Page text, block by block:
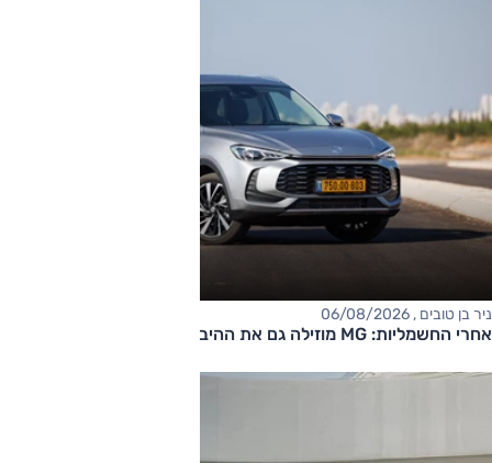
ניר בן טובים , 06/08/2026
אחרי החשמליות: MG מוזילה גם את ההיברידיות